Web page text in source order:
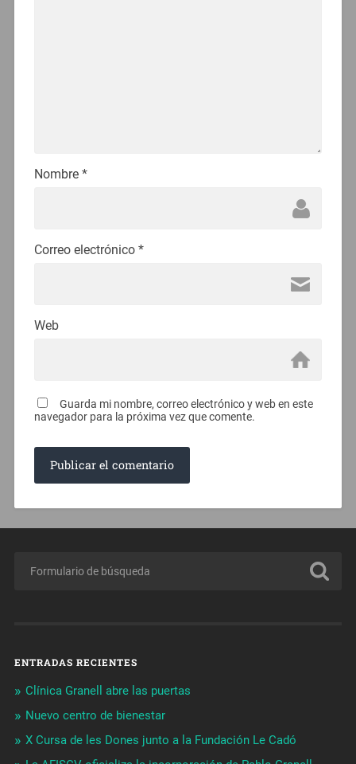
Nombre *
Correo electrónico *
Web
Guarda mi nombre, correo electrónico y web en este
navegador para la próxima vez que comente.
ENTRADAS RECIENTES
Clínica Granell abre las puertas
Nuevo centro de bienestar
X Cursa de les Dones junto a la Fundación Le Cadó